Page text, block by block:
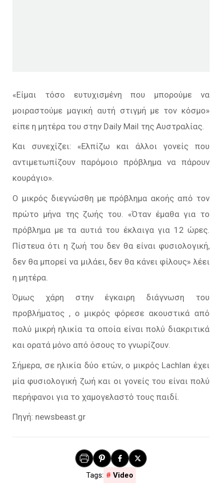
«Είμαι τόσο ευτυχισμένη που μπορούμε να
μοιραστούμε μαγική αυτή στιγμή με τον κόσμο»
είπε η μητέρα του στην Daily Mail της Αυστραλίας.
Και συνεχίζει: «Ελπίζω και άλλοι γονείς που
αντιμετωπίζουν παρόμοιο πρόβλημα να πάρουν
κουράγιο».
Ο μικρός διεγνώσθη με πρόβλημα ακοής από τον
πρώτο μήνα της ζωής του. «Όταν έμαθα για το
πρόβλημα με τα αυτιά του έκλαιγα για 12 ώρες.
Πίστευα ότι η ζωή του δεν θα είναι φυσιολογική,
δεν θα μπορεί να μιλάει, δεν θα κάνει φίλους» λέει
η μητέρα.
Όμως χάρη στην έγκαιρη διάγνωση του
προβλήματος , ο μικρός φόρεσε ακουστικά από
πολύ μικρή ηλικία τα οποία είναι πολύ διακριτικά
και ορατά μόνο από όσους το γνωρίζουν.
Σήμερα, σε ηλικία δύο ετών, ο μικρός Lachlan έχει
μία φυσιολογική ζωή και οι γονείς του είναι πολύ
περήφανοι για το χαμογελαστό τους παιδί.
Πηγή: newsbeast.gr
Video